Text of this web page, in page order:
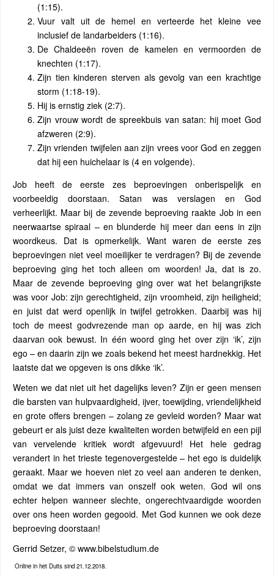
(1:15).
Vuur valt uit de hemel en verteerde het kleine vee
inclusief de landarbeiders (1:16).
De Chaldeeën roven de kamelen en vermoorden de
knechten (1:17).
Zijn tien kinderen sterven als gevolg van een krachtige
storm (1:18-19).
Hij is ernstig ziek (2:7).
Zijn vrouw wordt de spreekbuis van satan: hij moet God
afzweren (2:9).
Zijn vrienden twijfelen aan zijn vrees voor God en zeggen
dat hij een huichelaar is (4 en volgende).
Job heeft de eerste zes beproevingen onberispelijk en
voorbeeldig doorstaan. Satan was verslagen en God
verheerlijkt. Maar bij de zevende beproeving raakte Job in een
neerwaartse spiraal – en blunderde hij meer dan eens in zijn
woordkeus. Dat is opmerkelijk. Want waren de eerste zes
beproevingen niet veel moeilijker te verdragen? Bij de zevende
beproeving ging het toch alleen om woorden! Ja, dat is zo.
Maar de zevende beproeving ging over wat het belangrijkste
was voor Job: zijn gerechtigheid, zijn vroomheid, zijn heiligheid;
en juist dat werd openlijk in twijfel getrokken. Daarbij was hij
toch de meest godvrezende man op aarde, en hij was zich
daarvan ook bewust. In één woord ging het over zijn ‘ik’, zijn
ego – en daarin zijn we zoals bekend het meest hardnekkig. Het
laatste dat we opgeven is ons dikke ‘ik’.
Weten we dat niet uit het dagelijks leven? Zijn er geen mensen
die barsten van hulpvaardigheid, ijver, toewijding, vriendelijkheid
en grote offers brengen – zolang ze gevleid worden? Maar wat
gebeurt er als juist deze kwaliteiten worden betwijfeld en een pijl
van vervelende kritiek wordt afgevuurd! Het hele gedrag
verandert in het trieste tegenovergestelde – het ego is duidelijk
geraakt. Maar we hoeven niet zo veel aan anderen te denken,
omdat we dat immers van onszelf ook weten. God wil ons
echter helpen wanneer slechte, ongerechtvaardigde woorden
over ons heen worden gegooid. Met God kunnen we ook deze
beproeving doorstaan!
Gerrid Setzer, © www.bibelstudium.de
Online in het Duits sind 21.12.2018.